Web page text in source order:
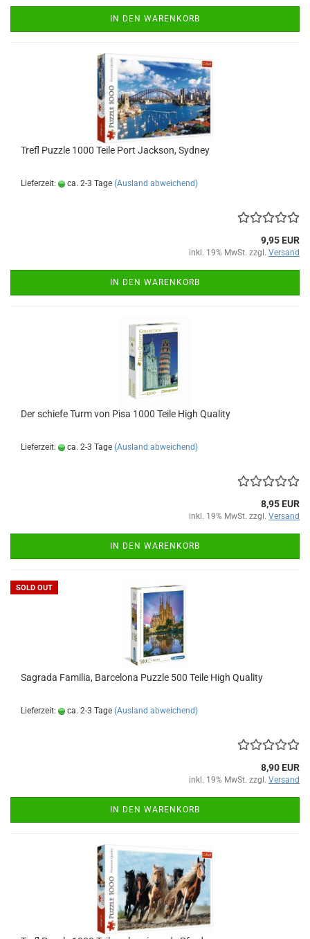
IN DEN WARENKORB
Trefl Puz­zle 1000 Teile Port Jack­son, Syd­ney
Lieferzeit: ca. 2-3 Tage (Ausland abweichend)
9,95 EUR
inkl. 19% MwSt. zzgl. Versand
IN DEN WARENKORB
Der schie­fe Turm von Pisa 1000 Teile High Qua­li­ty
Lieferzeit: ca. 2-3 Tage (Ausland abweichend)
8,95 EUR
inkl. 19% MwSt. zzgl. Versand
IN DEN WARENKORB
SOLD OUT
Sagra­da Fa­mi­lia, Bar­ce­lo­na Puz­zle 500 Teile High Qua­li­ty
Lieferzeit: ca. 2-3 Tage (Ausland abweichend)
8,90 EUR
inkl. 19% MwSt. zzgl. Versand
IN DEN WARENKORB